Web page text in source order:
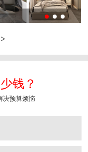
钱？
决预算烦恼